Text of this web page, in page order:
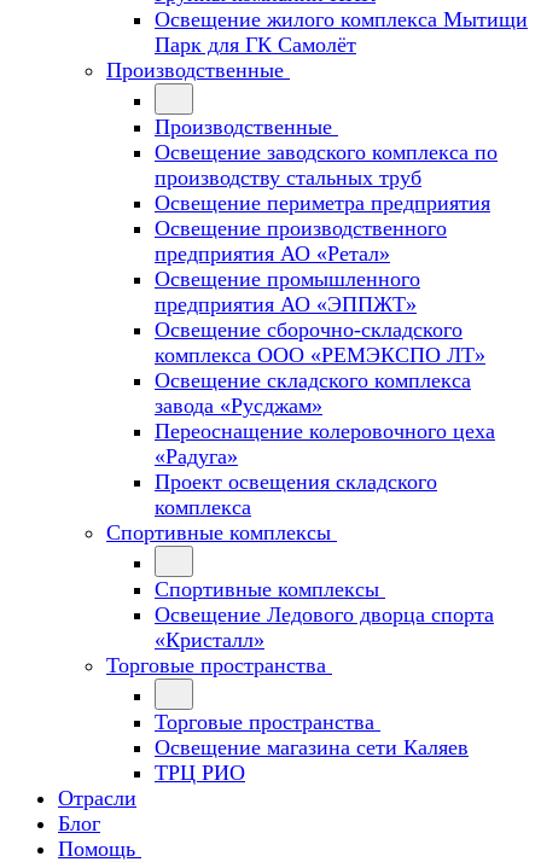
Освещение жилого комплекса Мытищи
Парк для ГК Самолёт
Производственные
Производственные
Освещение заводского комплекса по
производству стальных труб
Освещение периметра предприятия
Освещение производственного
предприятия АО «Ретал»
Освещение промышленного
предприятия АО «ЭППЖТ»
Освещение сборочно-складского
комплекса ООО «РЕМЭКСПО ЛТ»
Освещение складского комплекса
завода «Русджам»
Переоснащение колеровочного цеха
«Радуга»
Проект освещения складского
комплекса
Спортивные комплексы
Спортивные комплексы
Освещение Ледового дворца спорта
«Кристалл»
Торговые пространства
Торговые пространства
Освещение магазина сети Каляев
ТРЦ РИО
Отрасли
Блог
Помощь